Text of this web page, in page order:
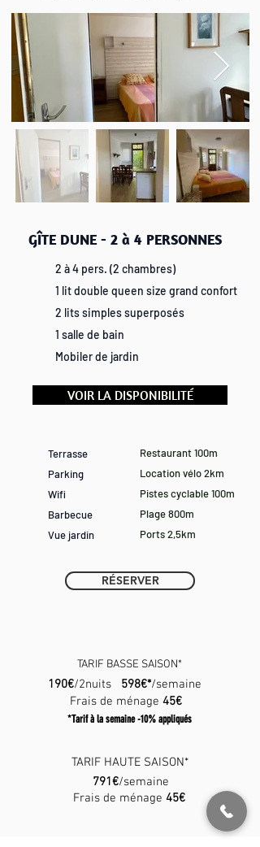
Terrasse
Parking
Wifi
Barbecue
Vue jardin
Restaurant 100m
Location vélo 2km
Pistes cyclable 100m
Plage 800m
Ports 2,5km
GÎTE DUNE - 2 à 4 PERSONNES
2 à 4 pers. (2 chambres)
1 lit double queen size grand confort
2 lits simples superposés
1 salle de bain
Mobiler de jardin
VOIR LA DISPONIBILITÉ
RÉSERVER
TARIF BASSE SAISON*
190€/2nuits 598€*/semaine
Frais de ménage 45€
*Tarif à la semaine -10% appliqués
TARIF HAUTE SAISON*
791€/semaine
Frais de ménage 45€